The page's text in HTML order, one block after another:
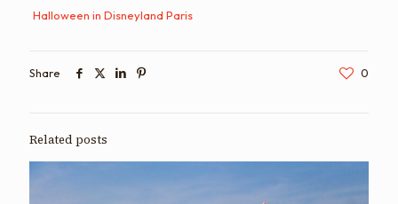
Halloween in Disneyland Paris
Share 0
Related posts